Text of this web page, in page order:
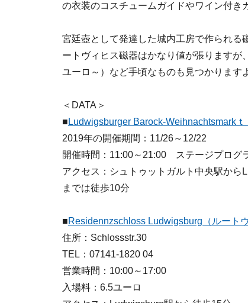
の衣装のコスチュームガイドやワイン付き
宮廷壺として発達した城内工房で作られる
ートヴィヒス磁器はかなり値が張ります
ユーロ～）など手頃なものも見つかります
＜DATA＞
■ Ludwigsburger Barock-Weihnachtsmark
2019年の開催期間：11/26～12/22
開催時間：11:00～21:00 ステージプログ
アクセス：シュトゥットガルト中央駅か
までは徒歩10分
■Residennzschloss Ludwigsburg（ルート
住所：Schlossstr.30
TEL：07141-1820 04
営業時間：10:00～17:00
入場料：6.5ユーロ